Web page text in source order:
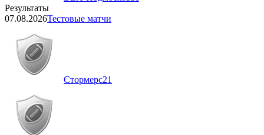
Результаты
07.08.2026Тестовые матчи
Стормерс21